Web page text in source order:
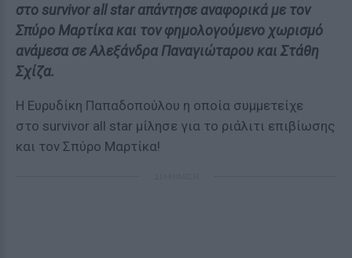
στο survivor all star απάντησε αναφορικά με τον
Σπύρο Μαρτίκα και τον φημολογούμενο χωρισμό
ανάμεσα σε Αλεξάνδρα Παναγιώταρου και Στάθη
Σχίζα.
Η Ευρυδίκη Παπαδοπούλου η οποία συμμετείχε
στο survivor all star μίλησε για το ριάλιτι επιβίωσης
και τον Σπύρο Μαρτίκα!